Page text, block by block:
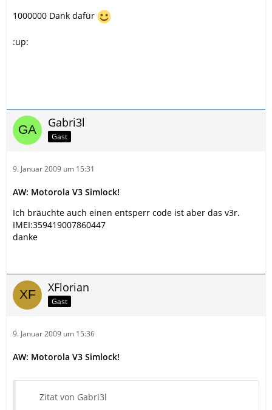
1000000 Dank dafür
:up:
Gabri3l
Gast
9. Januar 2009 um 15:31
AW: Motorola V3 Simlock!
Ich bräuchte auch einen entsperr code ist aber das v3r.
IMEI:359419007860447
danke
XFlorian
Gast
9. Januar 2009 um 15:36
AW: Motorola V3 Simlock!
Zitat von Gabri3l